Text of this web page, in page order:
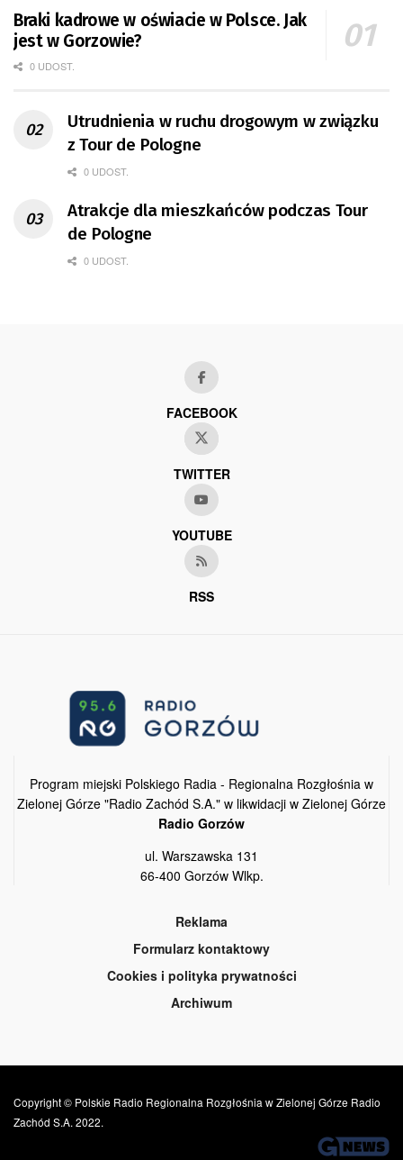
Braki kadrowe w oświacie w Polsce. Jak
jest w Gorzowie?
0 UDOST.
Utrudnienia w ruchu drogowym w związku
z Tour de Pologne
0 UDOST.
Atrakcje dla mieszkańców podczas Tour
de Pologne
0 UDOST.
FACEBOOK
TWITTER
YOUTUBE
RSS
Program miejski Polskiego Radia - Regionalna Rozgłośnia w
Zielonej Górze "Radio Zachód S.A." w likwidacji w Zielonej Górze
Radio Gorzów
ul. Warszawska 131
66-400 Gorzów Wlkp.
Reklama
Formularz kontaktowy
Cookies i polityka prywatności
Archiwum
Copyright © Polskie Radio Regionalna Rozgłośnia w Zielonej Górze Radio
Zachód S.A. 2022.